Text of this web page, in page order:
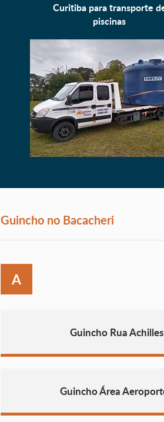
Curitiba paratransporte
piscinas
Guincho no Bacacheri
A
Guincho Rua
Guincho Área